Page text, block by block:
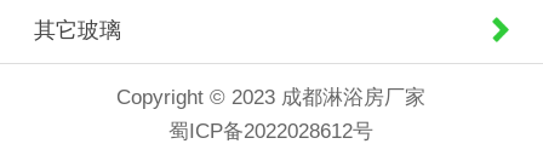
其它玻璃
Copyright © 2023 成都淋浴房厂家
蜀ICP备2022028612号